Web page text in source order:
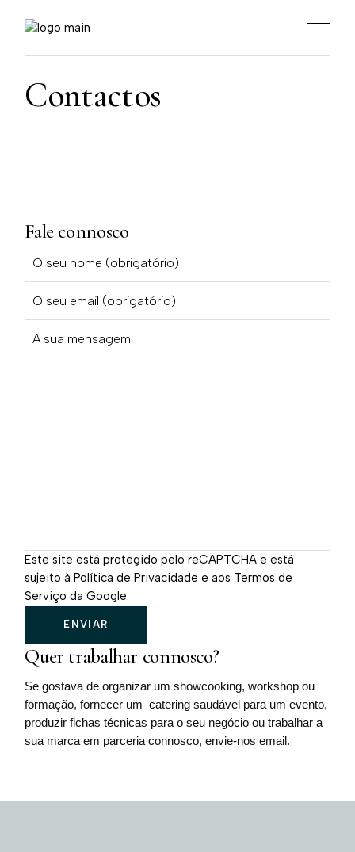
Contactos
Fale connosco
Este site está protegido pelo reCAPTCHA e está
sujeito àPolítica de Privacidade e aos Termos de
Serviço da Google.
ENVIAR
Quer trabalhar connosco?
Se gostava de organizar um showcooking, workshop ou
formação, fornecer um catering saudável para um evento,
produzir fichas técnicas para o seu negócio ou trabalhar a
sua marca em parceria connosco, envie-nos email.